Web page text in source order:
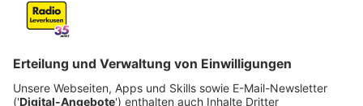
NRW-Audiopreises. Die Jury des bedeutendsten
Preises für Hörfunk und Audio in NRW hat den Sender
so viele Chancen auf den begehrten Preis. Gleich zwei
Nominierungen gibt es für die Sondersendung von